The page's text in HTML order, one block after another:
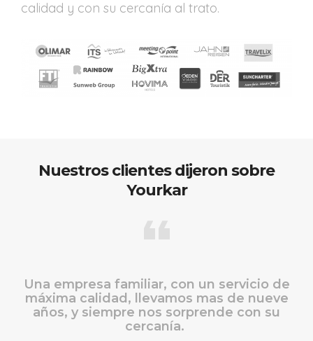
calidad y con su cercanía al trato.
Nuestros clientes dijeron sobre
Yourkar
Una empresa familiar, con un servicio de
máxima calidad, llevamos mas de nueve
años, y siempre nos sorprende con su
cercanía.